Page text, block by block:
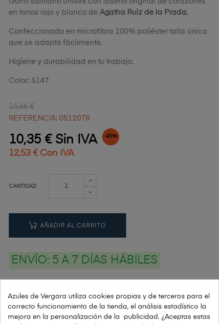
en tonos rojo y blanco de Agatha Ruiz de la Prada.
Confeccionado en microfibra 100% poliéster talla única
que se adapta fácilmente.
Higiene y durabilidad en tu trabajo.
Color: 5147
15,66 €
REFERENCIA: 0512078
10,35 € Sin IVA -20%
12,53 € Con IVA
CANTIDAD
AÑADIR AL CARRITO
ENVÍO: 5 A 7 DÍAS HÁBILES
PAGOS: PAYPAL | VISA | TRANSFERENCIA | BIZUM
Azules de Vergara utiliza cookies propias y de terceros para el
correcto funcionamiento de la tienda, el análisis estadístico la
mejora en la personalización de la publicidad. ¿Aceptas estas